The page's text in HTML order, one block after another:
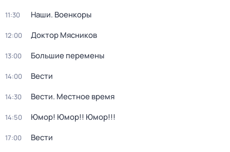
11:30 Наши. Военкоры
12:00 Доктор Мясников
13:00 Большие перемены
14:00 Вести
14:30 Вести. Местное время
14:50 Юмор! Юмор!! Юмор!!!
17:00 Вести